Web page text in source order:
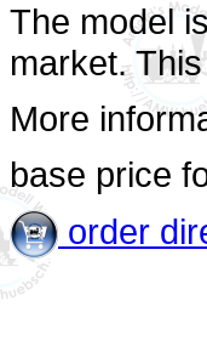
The model
market.
More
base price
order